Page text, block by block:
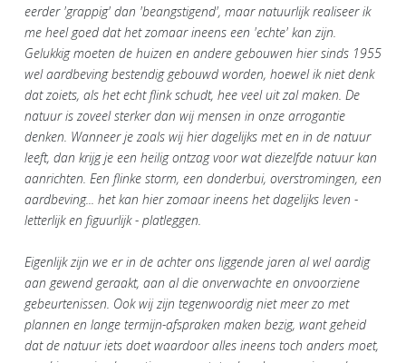
eerder 'grappig' dan 'beangstigend', maar natuurlijk realiseer ik
me heel goed dat het zomaar ineens een 'echte' kan zijn.
Gelukkig moeten de huizen en andere gebouwen hier sinds 1955
wel aardbeving bestendig gebouwd worden, hoewel ik niet denk
dat zoiets, als het echt flink schudt, hee veel uit zal maken. De
natuur is zoveel sterker dan wij mensen in onze arrogantie
denken. Wanneer je zoals wij hier dagelijks met en in de natuur
leeft, dan krijg je een heilig ontzag voor wat diezelfde natuur kan
aanrichten. Een flinke storm, een donderbui, overstromingen, een
aardbeving... het kan hier zomaar ineens het dagelijks leven -
letterlijk en figuurlijk - platleggen.
Eigenlijk zijn we er in de achter ons liggende jaren al wel aardig
aan gewend geraakt, aan al die onverwachte en onvoorziene
gebeurtenissen. Ook wij zijn tegenwoordig niet meer zo met
plannen en lange termijn-afspraken maken bezig, want geheid
dat de natuur iets doet waardoor alles ineens toch anders moet,